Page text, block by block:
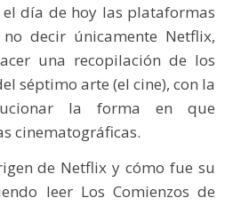
decir únicamente Netflix,
una recopilación de los
séptimo arte (el cine), con la
la forma en que
cinematográficas.
de Netflix y cómo fue su
leer Los Comienzos de